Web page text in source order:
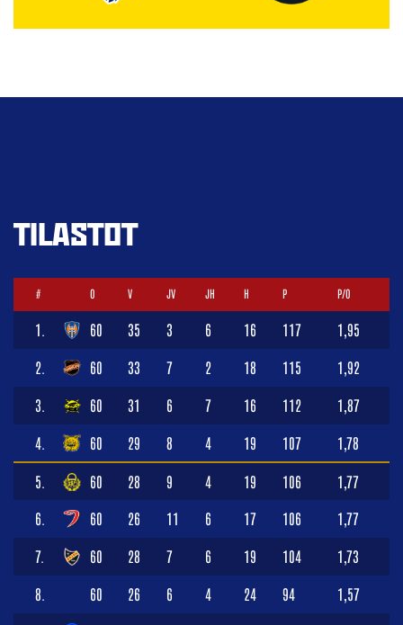
TILASTOT
# O V JV JH H P P/O
1. 60 35 3 6 16 117 1,95
2. 60 33 7 2 18 115 1,92
3. 60 31 6 7 16 112 1,87
4. 60 29 8 4 19 107 1,78
5. 60 28 9 4 19 106 1,77
6. 60 26 11 6 17 106 1,77
7. 60 28 7 6 19 104 1,73
8. 60 26 6 4 24 94 1,57